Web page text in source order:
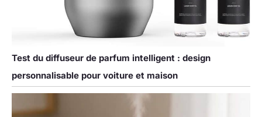
Test du diffuseur de parfum intelligent : design
personnalisable pour voiture et maison